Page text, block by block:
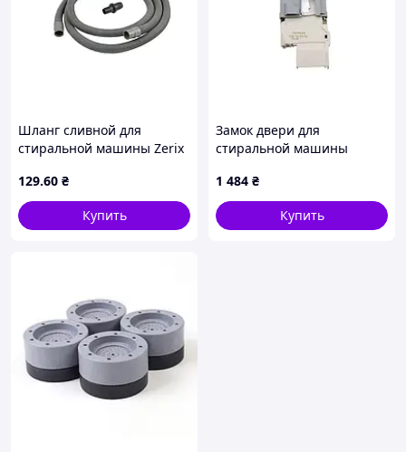
Шланг сливной для
стиральной машины Zerix
129.60 ₴
Купить
Замок двери для
стиральной машины
132556001) - 1325560017
1 484 ₴
Купить